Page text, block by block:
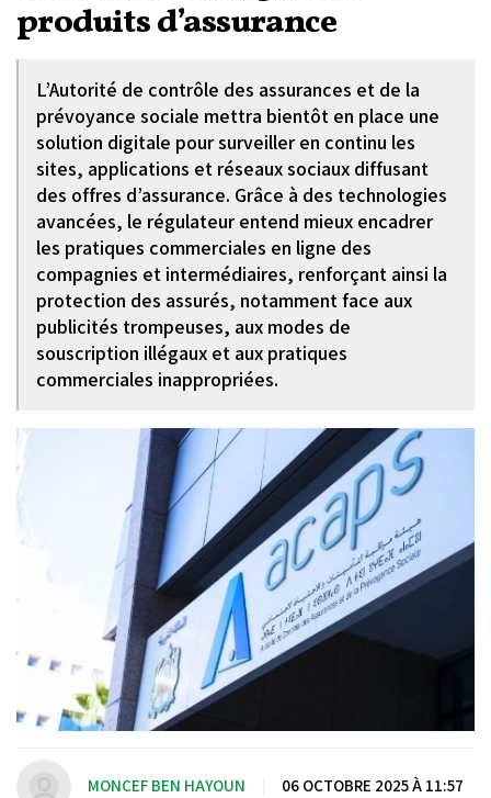
produits d’assurance
L’Autorité de contrôle des assurances et de la
prévoyance sociale mettra bientôt en place une
solution digitale pour surveiller en continu les
sites, applications et réseaux sociaux diffusant
des offres d’assurance. Grâce à des technologies
avancées, le régulateur entend mieux encadrer
les pratiques commerciales en ligne des
compagnies et intermédiaires, renforçant ainsi la
protection des assurés, notamment face aux
publicités trompeuses, aux modes de
souscription illégaux et aux pratiques
commerciales inappropriées.
MONCEF BEN HAYOUN 06 OCTOBRE 2025 À 11:57